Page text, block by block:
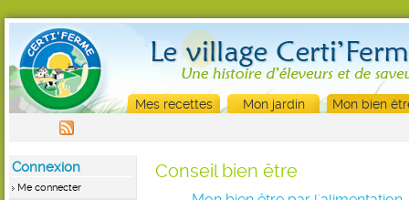
Mes recettes Mon jardin Mon bien
Connexion
Me connecter
Conseil bien être